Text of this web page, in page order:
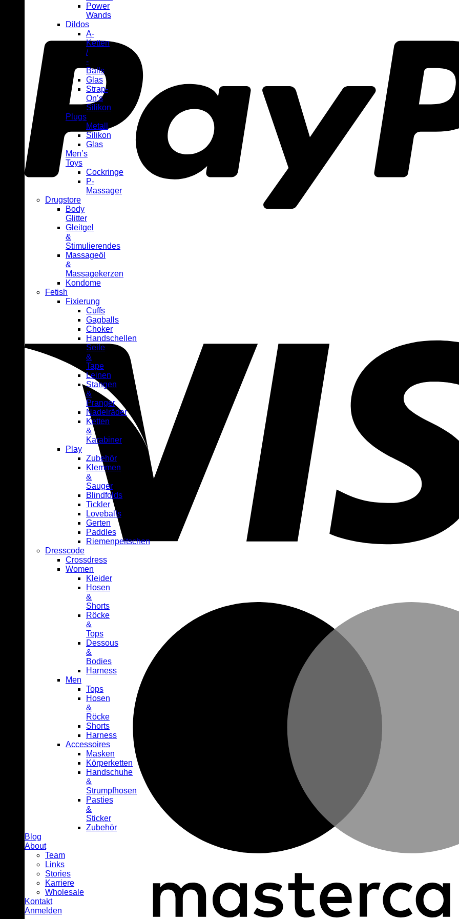
Power
Wands
Dildos
A-
Ketten
/
-
Balls
Glas
Strap-
On’s
Silikon
Plugs
Metall
Silikon
Glas
Men’s
Toys
Cockringe
P-
Massager
Drugstore
Body
Glitter
Gleitgel
&
Stimulierendes
Massageöl
&
Massagekerzen
Kondome
Fetish
Fixierung
Cuffs
Gagballs
Choker
Handschellen
Seile
&
Tape
Leinen
Stangen
&
Pranger
Nadelräder
Ketten
&
Karabiner
Play
Zubehör
Klemmen
&
Sauger
Blindfolds
Tickler
Loveballs
Gerten
Paddles
Riemenpeitschen
Dresscode
Crossdress
Women
Kleider
Hosen
&
Shorts
Röcke
&
Tops
Dessous
&
Bodies
Harness
Men
Tops
Hosen
&
Röcke
Shorts
Harness
Accessoires
Masken
Körperketten
Handschuhe
&
Strumpfhosen
Pasties
&
Sticker
Zubehör
Blog
About
Team
Links
Stories
Karriere
Wholesale
Kontakt
Anmelden